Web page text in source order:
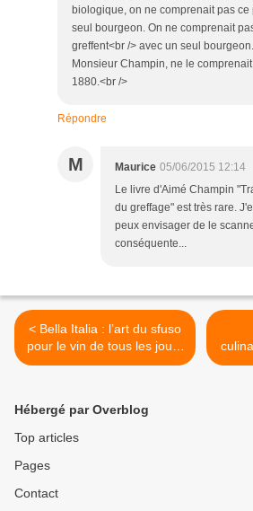
biologique, on ne comprenait pas
seul bourgeon. On ne comprenait
greffent<br /> avec un seul
Monsieur Champin, ne le
1880.<br />
Répondre
M Maurice 05/06/2015 12:14
Le livre d'Aimé Champin
du greffage" est très rare.
peux envisager de le
conséquente...
< Bella Italia : l’art du sfuso
pour le vin de tous les jours
!
Hébergé par Overblog
Top articles
Pages
Contact